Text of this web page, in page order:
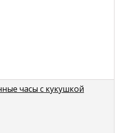
часы с кукушкой